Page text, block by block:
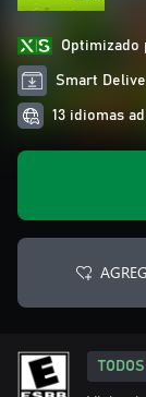
Optimizado
Smart
13 idiomas
TODOS